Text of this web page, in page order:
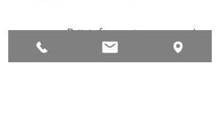
Prijsinformatie
De aangegeven prijs is inclusief btw